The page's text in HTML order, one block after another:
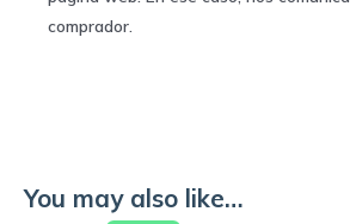
comprador.
You may also like…